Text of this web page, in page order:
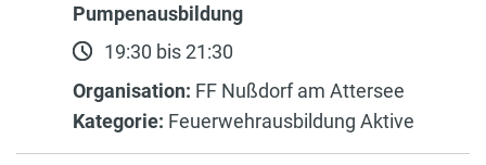
Pumpenausbildung
19:30 bis 21:30
Organisation: FF Nußdorf am Attersee
Kategorie: Feuerwehrausbildung Aktive